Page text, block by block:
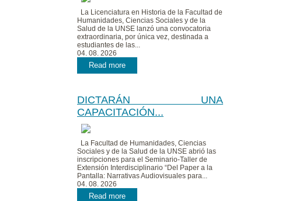
La Licenciatura en Historia de la Facultad de
Humanidades, Ciencias Sociales y de la
Salud de la UNSE lanzó una convocatoria
extraordinaria, por única vez, destinada a
estudiantes de las...
04. 08. 2026
Read more
DICTARÁN UNA
CAPACITACIÓN...
La Facultad de Humanidades, Ciencias
Sociales y de la Salud de la UNSE abrió las
inscripciones para el Seminario-Taller de
Extensión Interdisciplinario “Del Paper a la
Pantalla: Narrativas Audiovisuales para...
04. 08. 2026
Read more